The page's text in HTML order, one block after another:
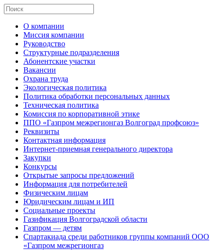
О компании
Миссия компании
Руководство
Структурные подразделения
Абонентские участки
Вакансии
Охрана труда
Экологическая политика
Политика обработки персональных данных
Техническая политика
Комиссия по корпоративной этике
ППО «Газпром межрегионгаз Волгоград профсоюз»
Реквизиты
Контактная информация
Интернет-приемная генерального директора
Закупки
Конкурсы
Открытые запросы предложений
Информация для потребителей
Физическим лицам
Юридическим лицам и ИП
Социальные проекты
Газификация Волгоградской области
Газпром — детям
Спартакиада среди работников группы компаний ООО
«Газпром межрегионгаз